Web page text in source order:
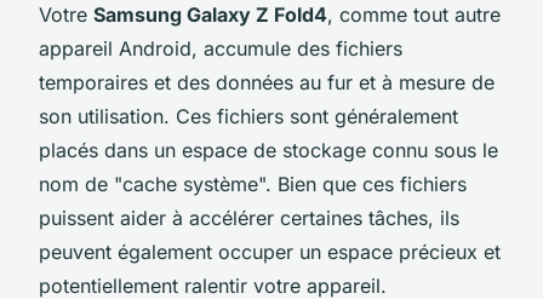
Votre Samsung Galaxy Z Fold4, comme tout autre
appareil Android, accumule des fichiers
temporaires et des données au fur et à mesure de
son utilisation. Ces fichiers sont généralement
placés dans un espace de stockage connu sous le
nom de "cache système". Bien que ces fichiers
puissent aider à accélérer certaines tâches, ils
peuvent également occuper un espace précieux et
potentiellement ralentir votre appareil.